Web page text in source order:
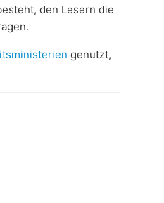
den Lesern die
genutzt,